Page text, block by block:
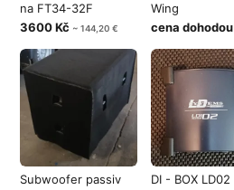
na FT34-32F
3600 Kč ~ 144,20 €
Wing
cena dohodou
Subwoofer passiv
DI - BOX LD02